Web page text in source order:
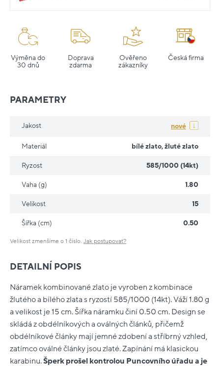
Výměna do
30 dnů
Doprava
zdarma
Ověřeno
zákazníky
Česká firma
DETAILNÍ POPIS
Náramek kombinované zlato je vyroben z kombinace
žlutého a bílého zlata s ryzostí 585/1000 (14kt). Váží 1.80 g
a velikost je 15 cm. Šířka náramku činí 0.50 cm. Design se
skládá z obdélníkových a oválných článků, přičemž
obdélníkové články mají jemné zdobení a stříbrný vzhled,
zatímco oválné články jsou zlaté. Zapínání má klasickou
karabinu.Šperk prošel kontrolou Puncovního úřadu a je
PARAMETRY
Jakost nové
Materiál bílé zlato, žluté zlato
Ryzost 585/1000 (14kt)
Vaha (g) 1.80
Velikost 15
Šířka (cm) 0.50
Velikost zmenšíme o 1 číslo. Jak postupovat?